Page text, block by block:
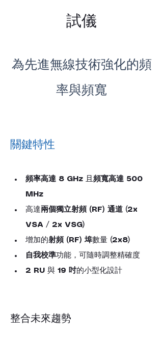
試儀
為先進無線技術強化的頻
率與頻寬
關鍵特性
頻率高達 8 GHz 且 頻寬高達 500
MHz
高達 兩個獨立射頻 (RF) 通道 (2x
VSA / 2x VSG)
增加的射頻 (RF) 埠數量 (2x8)
自我校準功能，可隨時調整精確度
2 RU 與 19 吋的小型化設計
整合未來趨勢